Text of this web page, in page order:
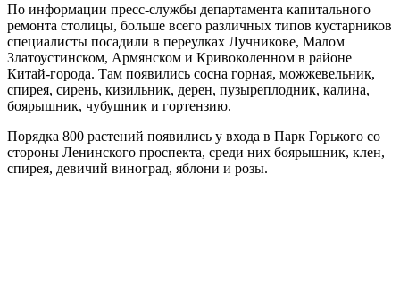
По информации пресс-службы департамента капитального
ремонта столицы, больше всего различных типов кустарников
специалисты посадили в переулках Лучникове, Малом
Златоустинском, Армянском и Кривоколенном в районе
Китай-города. Там появились сосна горная, можжевельник,
спирея, сирень, кизильник, дерен, пузыреплодник, калина,
боярышник, чубушник и гортензию.
Порядка 800 растений появились у входа в Парк Горького со
стороны Ленинского проспекта, среди них боярышник, клен,
спирея, девичий виноград, яблони и розы.